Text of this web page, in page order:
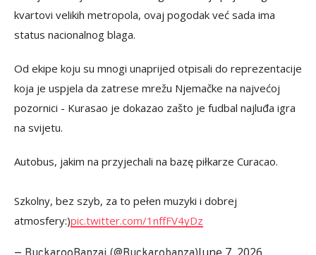
kvartovi velikih metropola, ovaj pogodak već sada ima
status nacionalnog blaga.
Od ekipe koju su mnogi unaprijed otpisali do reprezentacije
koja je uspjela da zatrese mrežu Njemačke na najvećoj
pozornici - Kurasao je dokazao zašto je fudbal najluđa igra
na svijetu.
Autobus, jakim na przyjechali na bazę piłkarze Curacao.
Szkolny, bez szyb, za to pełen muzyki i dobrej
atmosfery:)pic.twitter.com/1nffFV4yDz